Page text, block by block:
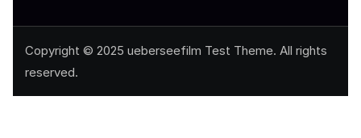
Copyright © 2025 ueberseefilm Test Theme. All rights
reserved.